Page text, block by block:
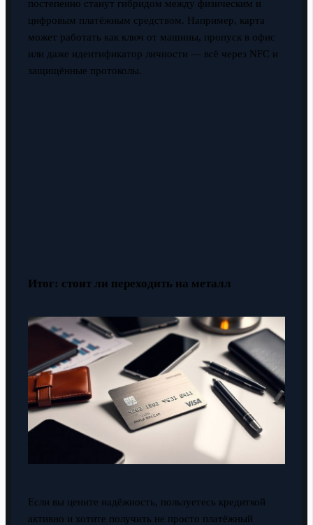
постепенно станут гибридом между физическим и
цифровым платёжным средством. Например, карта
может работать как ключ от машины, пропуск в офис
или даже идентификатор личности — всё через NFC и
защищённые протоколы.
Итог: стоит ли переходить на металл
Если вы цените надёжность, пользуетесь кредиткой
активно и хотите получить не просто платёжный